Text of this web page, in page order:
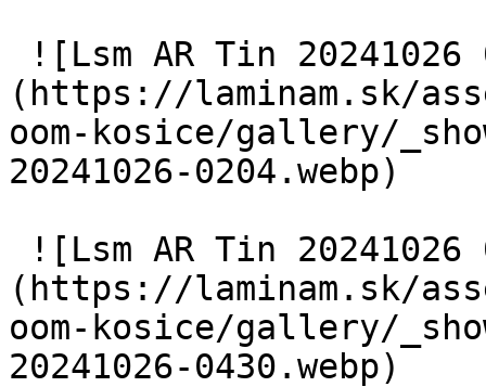
(https://laminam.sk/
oom-kosice/gallery/
20241026-0204.webp)
(https://laminam.sk/
oom-kosice/gallery/
20241026-0430.webp)